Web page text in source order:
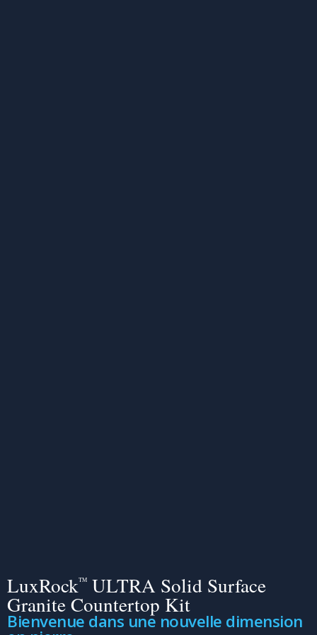
LuxRockTM ULTRA Solid Surface
Granite Countertop Kit
Bienvenue dans une nouvelle dimension